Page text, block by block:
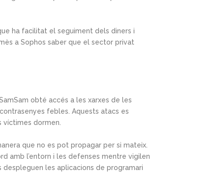
ha facilitat el seguiment dels diners i
a Sophos saber que el sector privat
obté accés a les xarxes de les
febles. Aquests atacs es
dormen.
que no es pot propagar per si mateix.
amb l’entorn i les defenses mentre vigilen
despleguen les aplicacions de programari